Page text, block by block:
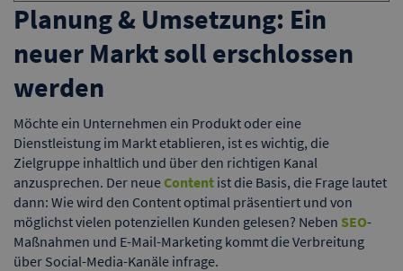
Planung & Umsetzung: Ein
neuer Markt soll erschlossen
werden
Möchte ein Unternehmen ein Produkt oder eine
Dienstleistung im Markt etablieren, ist es wichtig, die
Zielgruppe inhaltlich und über den richtigen Kanal
anzusprechen. Der neueContent ist die Basis, die Frage lautet
dann: Wie wird den Content optimal präsentiert und von
möglichst vielen potenziellen Kunden gelesen? Neben SEO-
Maßnahmen und E-Mail-Marketing kommt die Verbreitung
über Social-Media-Kanäle infrage.